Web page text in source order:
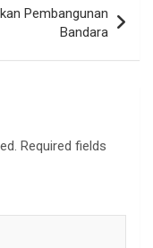
Pembangunan
Bandara
Required fields